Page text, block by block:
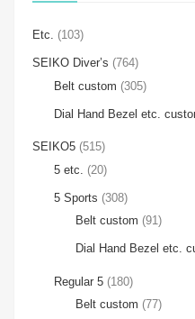
Etc. (103)
SEIKO Diver’s (764)
Belt custom (305)
Dial Hand Bezel etc.
SEIKO5 (515)
5 etc.
(20)
5 Sports (308)
Belt custom (91)
Dial Hand Bezel etc.
Regular 5 (180)
Belt custom (77)